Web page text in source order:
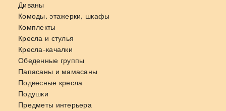
Диваны
Комоды, этажерки, шкафы
Комплекты
Кресла и стулья
Кресла-качалки
Обеденные группы
Папасаны и мамасаны
Подвесные кресла
Подушки
Предметы интерьера